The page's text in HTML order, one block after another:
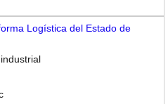
Logística del Estado de